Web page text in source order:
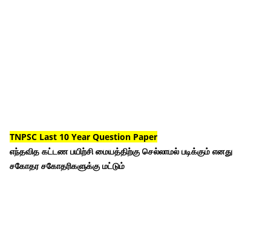
TNPSC Last 10 Year Question Paper
எந்தவித கட்டண பயிற்சி மையத்திற்கு செல்லாமல் படிக்கும் எனது
சகோதர சகோதரிகளுக்கு மட்டும்